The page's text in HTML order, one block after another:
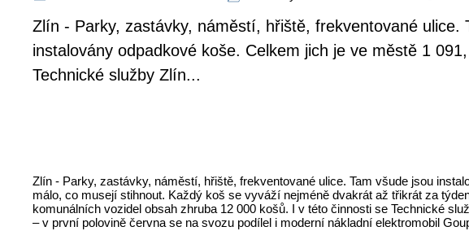
Zlín - Parky, zastávky, náměstí, hřiště, frekventované ulice.
instalovány odpadkové koše. Celkem jich je ve městě 1
Technické služby Zlín...
Zlín - Parky, zastávky, náměstí, hřiště, frekventované ulice. Tam všude jsou
málo, co musejí stihnout. Každý koš se vyváží nejméně dvakrát až třikrát za
komunálních vozidel obsah zhruba 12 000 košů. I v této činnosti se Technické
– v první polovině června se na svozu podílel i moderní nákladní elektromobil